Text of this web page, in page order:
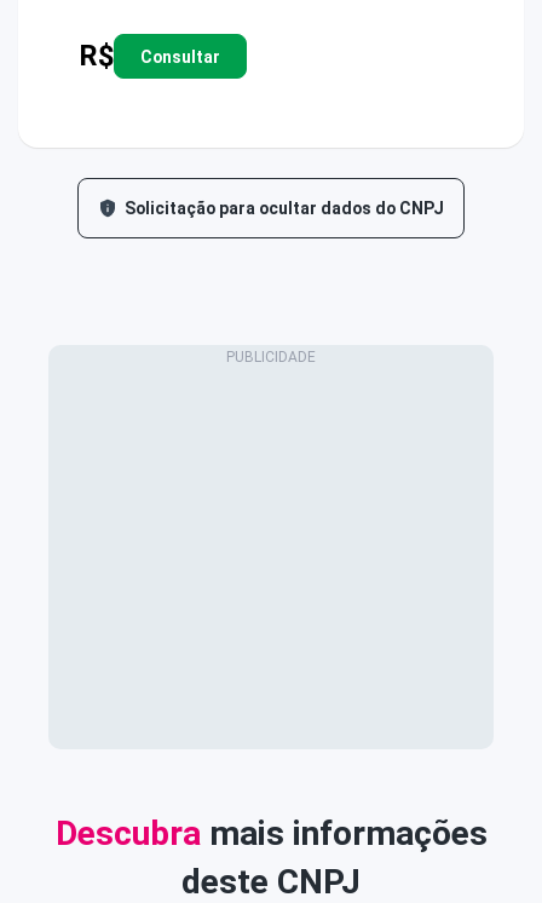
R$ Consultar
Solicitação para ocultar dados do CNPJ
Descubramais informações
deste CNPJ